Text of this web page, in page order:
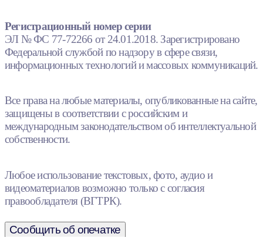
Регистрационный номер серии
ЭЛ № ФС 77-72266 от 24.01.2018. Зарегистрировано
Федеральной службой по надзору в сфере связи,
информационных технологий и массовых коммуникаций.
Все права на любые материалы, опубликованные на сайте,
защищены в соответствии с российским и
международным законодательством об интеллектуальной
собственности.
Любое использование текстовых, фото, аудио и
видеоматериалов возможно только с согласия
правообладателя (ВГТРК).
Сообщить об опечатке